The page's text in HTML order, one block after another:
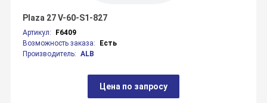
Артикул:
F6409
Возможность заказа:
Есть
Производитель: ALB
Plaza 27 V-60-S1-827
Цена по запросу